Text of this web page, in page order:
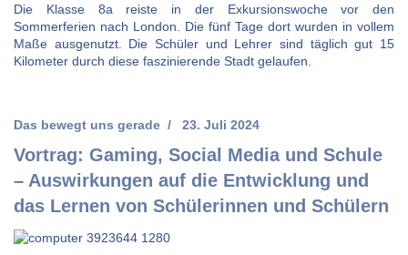
Die Klasse 8a reiste in der Exkursionswoche vor den
Sommerferien nach London. Die fünf Tage dort wurden in vollem
Maße ausgenutzt. Die Schüler und Lehrer sind täglich gut 15
Kilometer durch diese faszinierende Stadt gelaufen.
Vortrag: Gaming, Social Media und Schule
– Auswirkungen auf die Entwicklung und
das Lernen von Schülerinnen und Schülern
Das bewegt uns gerade 23. Juli 2024